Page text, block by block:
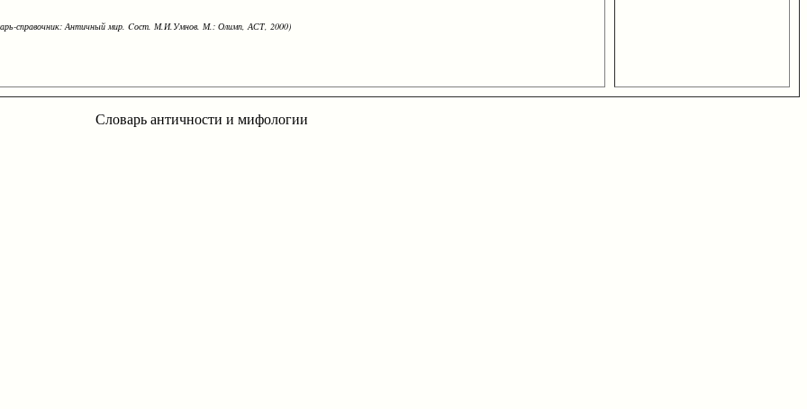
справочник: Античный мир. Cост. М.И.Умнов. М.: Олимп, АСТ, 2000)
Словарь античности и мифологии